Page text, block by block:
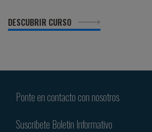
DESCUBRIR CURSO
Ponte en contacto con nosotros
Suscribete Boletin Informativo